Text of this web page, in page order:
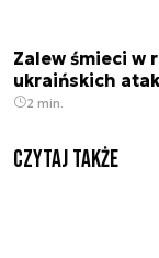
Zalew śmieci w
ukraińskich
2 min.
Czytaj także